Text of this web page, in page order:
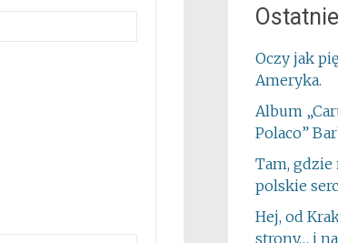
Oczy jak
Ameryka.
Album
Polaco”
Tam,
polskie
Hej, od
strony… i